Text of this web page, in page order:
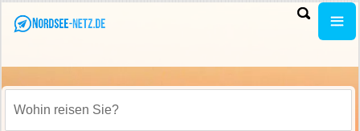
Wohin reisen Sie?